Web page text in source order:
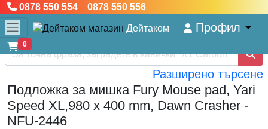
0878 550 554 0878 550 556
Дейтаком Профил
0
Разширено търсене
Подложка за мишка Fury Mouse pad, Yari
Speed XL,980 x 400 mm, Dawn Crasher -
NFU-2446